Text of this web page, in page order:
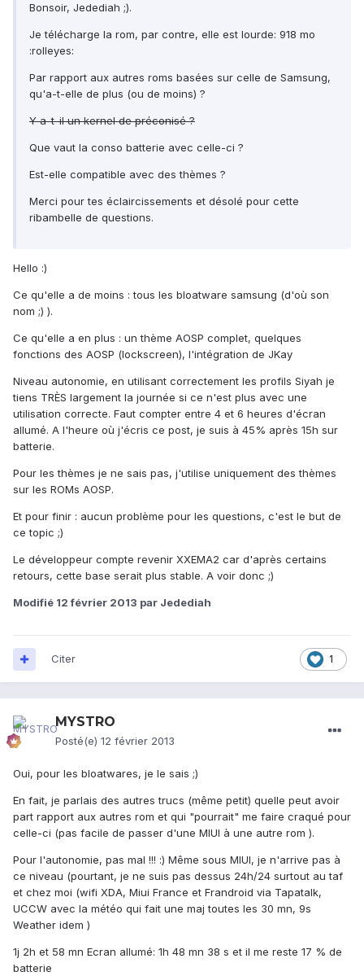
Bonsoir, Jedediah ;).
Je télécharge la rom, par contre, elle est lourde: 918 mo
:rolleyes:
Par rapport aux autres roms basées sur celle de Samsung,
qu'a-t-elle de plus (ou de moins) ?
Y a-t-il un kernel de préconisé ?
Que vaut la conso batterie avec celle-ci ?
Est-elle compatible avec des thèmes ?
Merci pour tes éclaircissements et désolé pour cette
ribambelle de questions.
Hello :)
Ce qu'elle a de moins : tous les bloatware samsung (d'où son
nom ;) ).
Ce qu'elle a en plus : un thème AOSP complet, quelques
fonctions des AOSP (lockscreen), l'intégration de JKay
Niveau autonomie, en utilisant correctement les profils Siyah je
tiens TRÈS largement la journée si ce n'est plus avec une
utilisation correcte. Faut compter entre 4 et 6 heures d'écran
allumé. A l'heure où j'écris ce post, je suis à 45% après 15h sur
batterie.
Pour les thèmes je ne sais pas, j'utilise uniquement des thèmes
sur les ROMs AOSP.
Et pour finir : aucun problème pour les questions, c'est le but de
ce topic ;)
Le développeur compte revenir XXEMA2 car d'après certains
retours, cette base serait plus stable. A voir donc ;)
Modifié 12 février 2013 par Jedediah
1
Citer
MYSTRO
Posté(e) 12 février 2013
Oui, pour les bloatwares, je le sais ;)
En fait, je parlais des autres trucs (même petit) quelle peut avoir
part rapport aux autres rom et qui "pourrait" me faire craqué pour
celle-ci (pas facile de passer d'une MIUI à une autre rom ).
Pour l'autonomie, pas mal !!! :) Même sous MIUI, je n'arrive pas à
ce niveau (pourtant, je ne suis pas dessus 24h/24 surtout au taf
et chez moi (wifi XDA, Miui France et Frandroid via Tapatalk,
UCCW avec la météo qui fait une maj toutes les 30 mn, 9s
Weather idem )
1j 2h et 58 mn Ecran allumé: 1h 48 mn 38 s et il me reste 17 % de
batterie